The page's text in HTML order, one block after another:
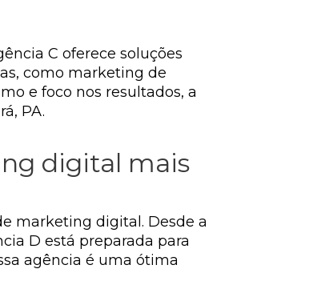
C oferece soluções
como marketing de
e foco nos resultados, a
PA.
digital mais
marketing digital. Desde a
D está preparada para
agência é uma ótima